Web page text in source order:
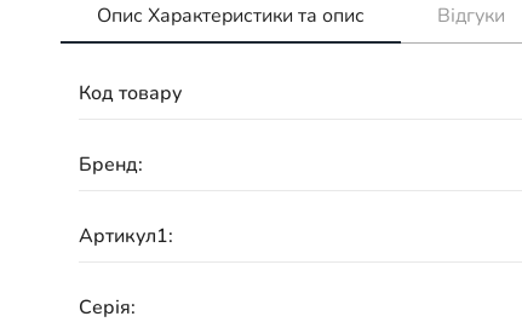
Опис Характеристики та опис Відгуки
Код товару
Бренд:
Артикул1:
Серія: